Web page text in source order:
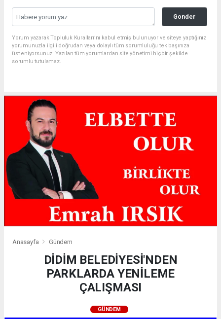
Gonder
Yorum yazarak Topluluk Kuralları’nı kabul etmiş bulunuyor ve siteye yaptığınız
yorumunuzla ilgili doğrudan veya dolaylı tüm sorumluluğu tek başınıza
üstleniyorsunuz. Yazılan tüm yorumlardan site yönetimi hiçbir şekilde
sorumlu tutulamaz.
Anasayfa Gündem
DİDİM BELEDİYESİ'NDEN
PARKLARDA YENİLEME
ÇALIŞMASI
GÜNDEM